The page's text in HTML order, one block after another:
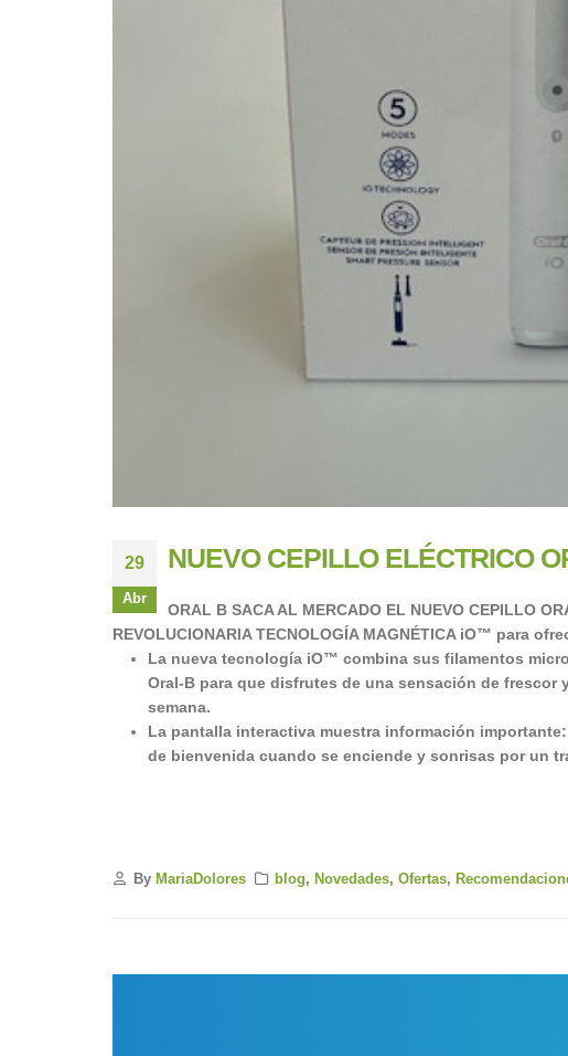
29
Abr
NUEVO CEPILLO ELÉCTRICO
ORAL B SACA AL MERCADO EL NUEVO CEPILLO
REVOLUCIONARIA TECNOLOGÍA MAGNÉTICA iO™ para
La nueva tecnología iO™ combina sus filamentos
Oral-B para que disfrutes de una sensación de frescor
semana.
La pantalla interactiva muestra información
de bienvenida cuando se enciende y sonrisas por un
By MariaDolores blog, Novedades,Ofertas,